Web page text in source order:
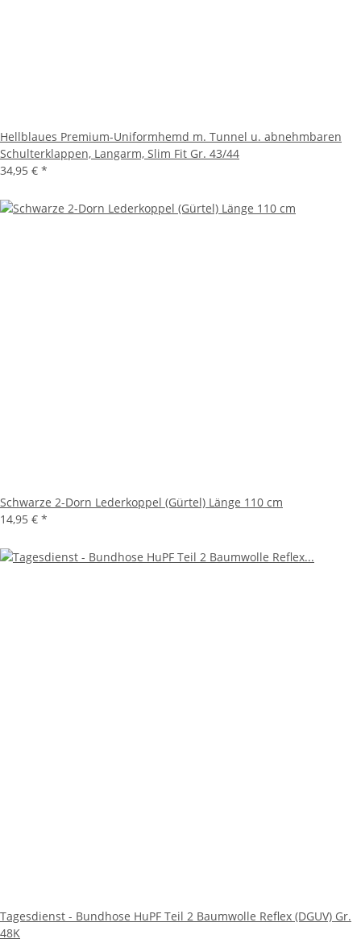
Hellblaues Premium-Uniformhemd m. Tunnel u. abnehmbaren
Schulterklappen, Langarm, Slim Fit Gr. 43/44
34,95 € *
Schwarze 2-Dorn Lederkoppel (Gürtel) Länge 110 cm
14,95 € *
Tagesdienst - Bundhose HuPF Teil 2 Baumwolle Reflex (DGUV) Gr.
48K